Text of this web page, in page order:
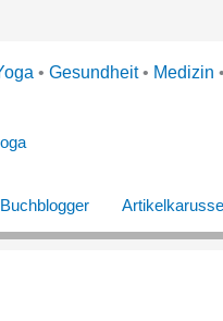
• Gesundheit• Medizin •
Buchblogger